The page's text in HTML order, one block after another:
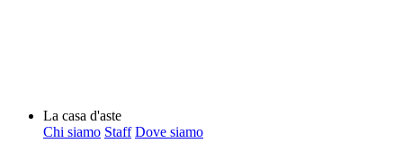
La casa d'aste
Chi siamo Staff Dove siamo